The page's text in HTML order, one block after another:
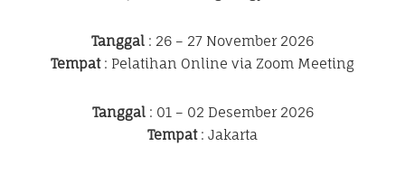
Tanggal : 26 – 27 November 2026
Tempat: Pelatihan Online via Zoom Meeting
Tanggal: 01 – 02 Desember 2026
Tempat: Jakarta